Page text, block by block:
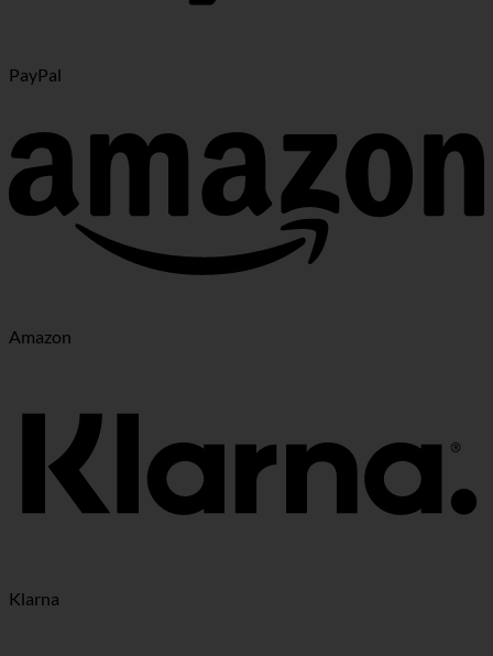
PayPal
Amazon
Klarna